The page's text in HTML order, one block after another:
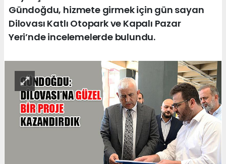
Gündoğdu, hizmete girmek için gün sayan
Dilovası Katlı Otopark ve Kapalı Pazar
Yeri’nde incelemelerde bulundu.